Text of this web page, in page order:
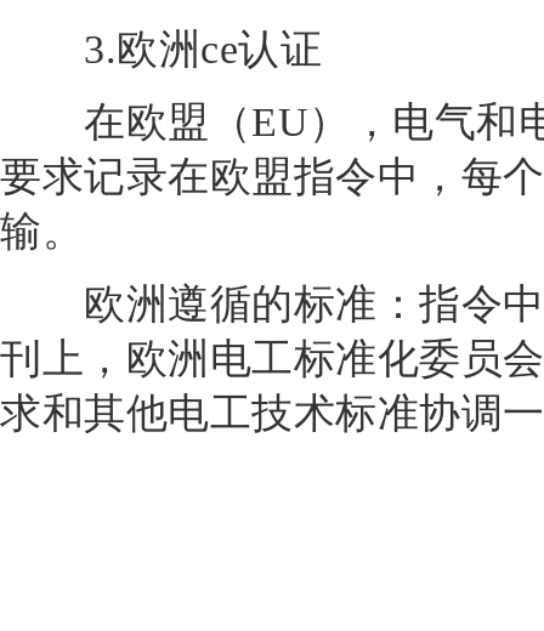
3.欧洲ce认证
在欧盟（EU），电气和电
要求记录在欧盟指令中，每
输。
欧洲遵循的标准：指令中
刊上，欧洲电工标准化委员
求和其他电工技术标准协调